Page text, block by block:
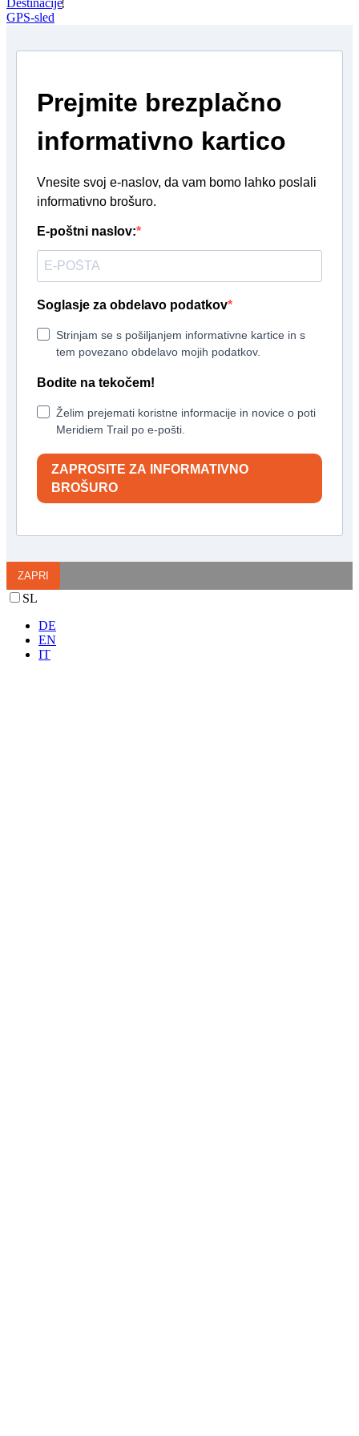
GPS-sled
Prejmite brezplačno
informativno kartico
Vnesite svoj e-naslov, da vam bomo lahko poslali
informativno brošuro.
E-poštni naslov:
Soglasje za obdelavo podatkov
Strinjam se s pošiljanjem informativne kartice in s
tem povezano obdelavo mojih podatkov.
Bodite na tekočem!
Želim prejemati koristne informacije in novice o poti
Meridiem Trail po e-pošti.
ZAPROSITE ZA INFORMATIVNO
BROŠURO
ZAPRI
SL
DE
EN
IT